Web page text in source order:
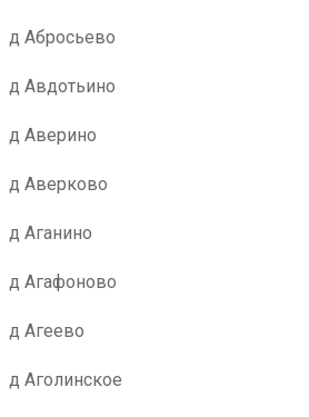
д Абросьево
д Авдотьино
д Аверино
д Аверково
д Аганино
д Агафоново
д Агеево
д Аголинское